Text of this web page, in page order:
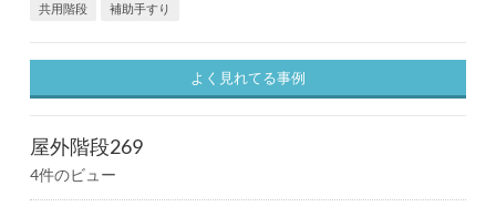
共用階段 補助手すり
よく見れてる事例
屋外階段269
4件のビュー